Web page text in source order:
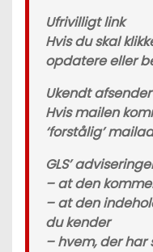
Ufrivilligt link
Hvis du skal
opdatere eller
Ukendt afsender
Hvis mailen
‘forstålig’
GLS’
– at den
– at den
du kender
– hvem, der